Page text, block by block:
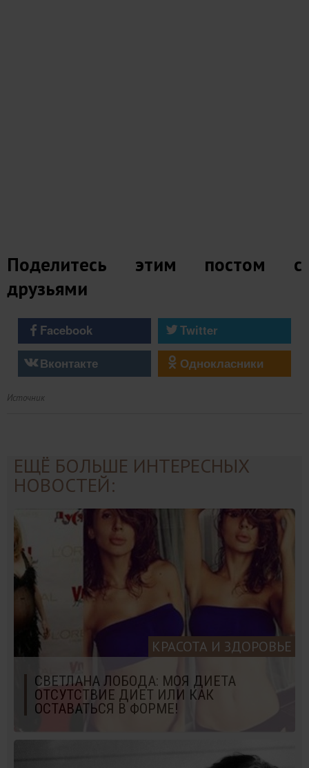
Поделитесь этим постом с
друзьями
Facebook
Twitter
Вконтакте
Однокласники
Источник
ЕЩЁ БОЛЬШЕ ИНТЕРЕСНЫХ
НОВОСТЕЙ:
КРАСОТА И ЗДОРОВЬЕ
СВЕТЛАНА ЛОБОДА: МОЯ ДИЕТА
ОТСУТСТВИЕ ДИЕТ ИЛИ КАК
ОСТАВАТЬСЯ В ФОРМЕ!